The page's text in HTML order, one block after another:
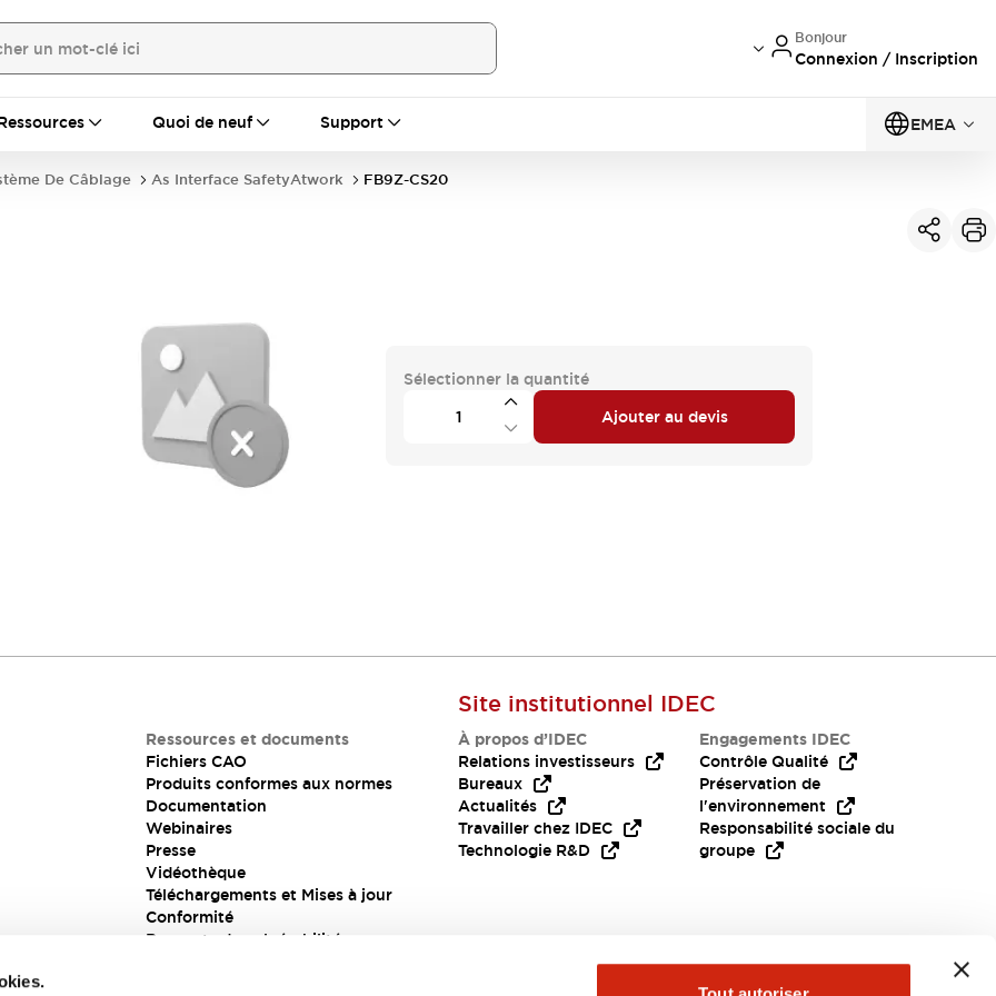
Bonjour
Connexion / Inscription
Quoi de neuf Support EMEA
De Câblage As Interface SafetyAtwork FB9Z-CS20
Sélectionner la quantité
Ajouter au devis
Ressources et documents
Fichiers CAO
Produits conformes aux normes
Documentation
Webinaires
Presse
Vidéothèque
Téléchargements et Mises à jour
Conformité
Rapports de vulnérabilité
Site institutionnel IDEC
À propos d’IDEC
Relations investisseurs
Bureaux
Actualités
Travailler chez IDEC
Technologie R&D
Engagements IDEC
Contrôle Qualité
Préservation de
l'environnement
Responsabilité sociale du
groupe